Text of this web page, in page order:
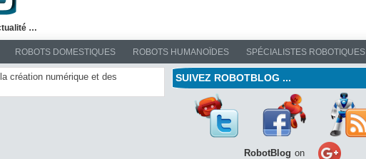
…
ROBOTS DOMESTIQUES ROBOTS HUMANOÏDES SPÉCIALISTES ROBOTIQUES
création numérique et des
SUIVEZ ROBOTBLOG ...
RobotBlog on